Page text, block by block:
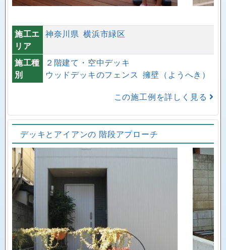
施工エ
リア
神奈川県 横浜市緑区
施工種
別
２階建て・空中デッキ
ウッドデッキのフェンス 擁壁（ようへき）
この施工例を詳しく見る
デッキとアイアンの 階段アプローチ